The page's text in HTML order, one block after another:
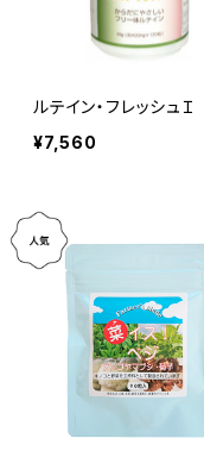
ルテイン・フレッシュＩ
¥7,560